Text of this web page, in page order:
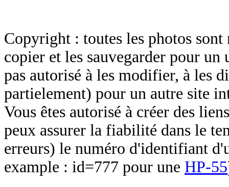
Copyright : toutes les photos sont
copier et les sauvegarder pour un
pas autorisé à les modifier, à les
partielement) pour un autre site
Vous êtes autorisé à créer des
peux assurer la fiabilité dans le
erreurs) le numéro d'identifiant
example : id=777 pour une HP-55